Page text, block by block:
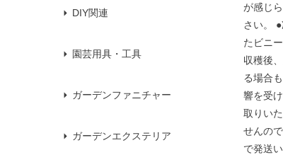
DIY関連
園芸用具・工具
ガーデンファニチャー
ガーデンエクステリア
が感じ
さい。
たビニ
収穫後
る場合
響を受
取りい
せんの
で発送